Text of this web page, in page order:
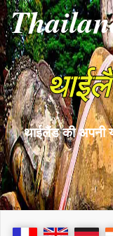
थाईलैंड की अपनी